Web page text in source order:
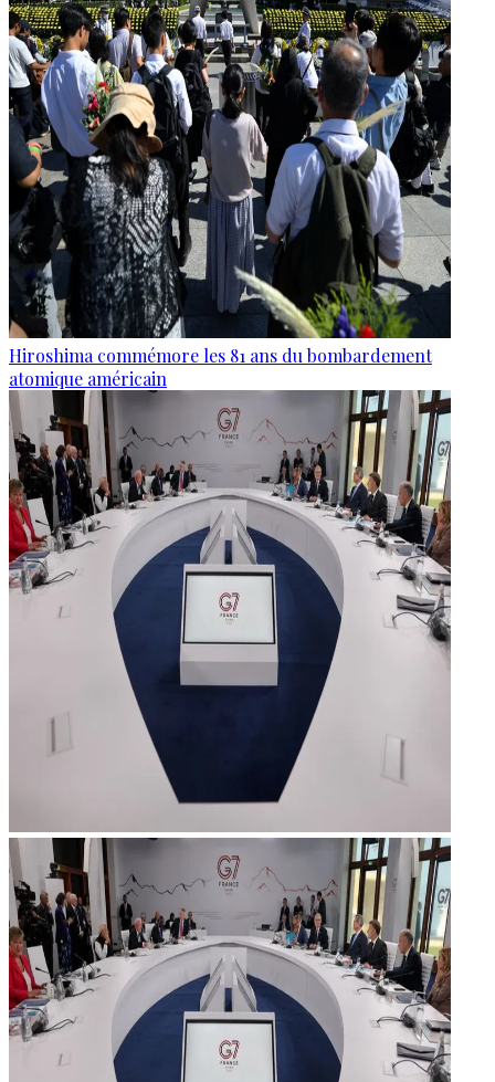
Hiroshima commémore les 81 ans du bombardement
atomique américain